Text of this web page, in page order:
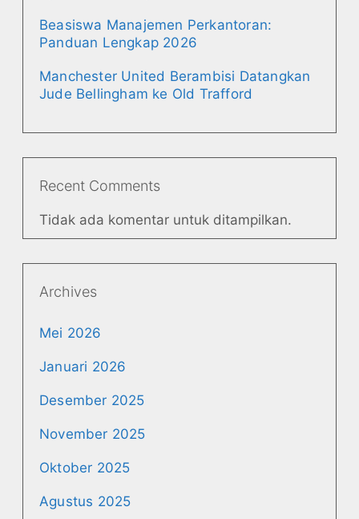
Beasiswa Manajemen Perkantoran:
Panduan Lengkap 2026
Manchester United Berambisi Datangkan
Jude Bellingham ke Old Trafford
Recent Comments
Tidak ada komentar untuk ditampilkan.
Archives
Mei 2026
Januari 2026
Desember 2025
November 2025
Oktober 2025
Agustus 2025